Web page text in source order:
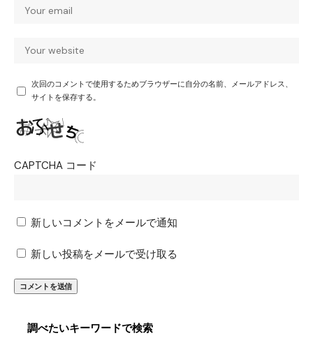
次回のコメントで使用するためブラウザーに自分の名前、メールアドレス、
サイトを保存する。
CAPTCHA コード
新しいコメントをメールで通知
新しい投稿をメールで受け取る
調べたいキーワードで検索